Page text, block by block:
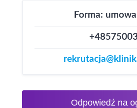
Forma:
Odpowiedź na